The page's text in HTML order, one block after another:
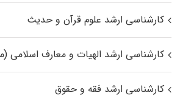
کارشناسی ارشد علوم قرآن و حدیث
کارشناسی ارشد الهیات و معارف
کارشناسی ارشد فقه و حقوق